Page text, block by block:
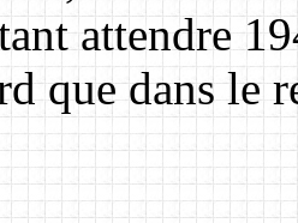
attendre
que dans le